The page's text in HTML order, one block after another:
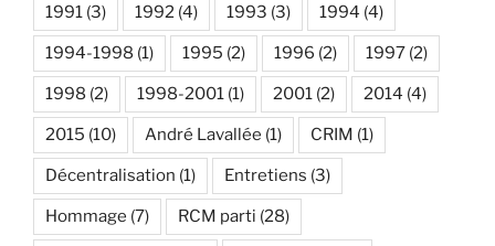
1991 (3) 1992 (4) 1993 (3) 1994 (4)
1994-1998 (1) 1995 (2) 1996 (2) 1997 (2)
1998 (2) 1998-2001 (1) 2001 (2) 2014 (4)
2015 (10) André Lavallée (1) CRIM (1)
Décentralisation (1) Entretiens (3)
Hommage (7) RCM parti (28)